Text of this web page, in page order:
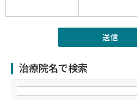
治療院名で検索